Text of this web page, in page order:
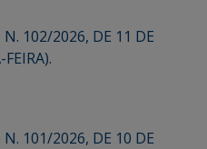
102/2026, DE 11 DE
101/2026, DE 10 DE